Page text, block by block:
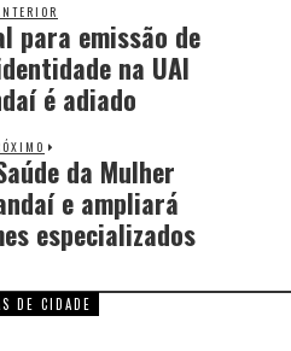
para emissão de
na UAI
é adiado
da Mulher
e ampliará
especializados
DE CIDADE